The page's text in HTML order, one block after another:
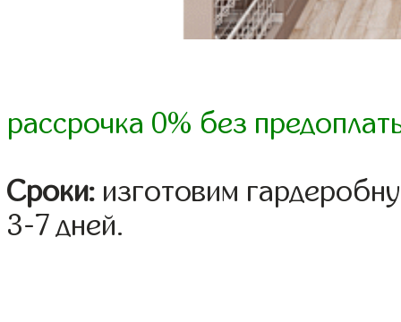
рассрочка 0% без
Сроки: изготовим
3-7 дней.